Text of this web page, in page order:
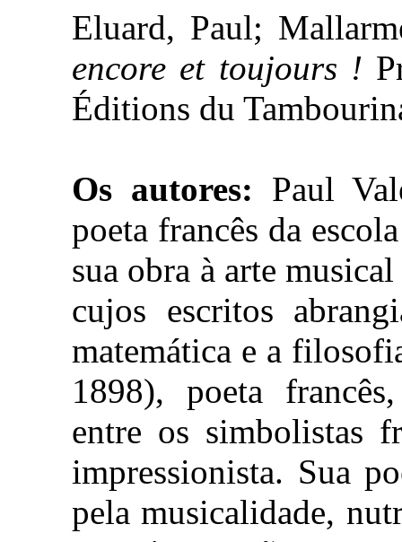
Eluard, Paul;
encore et toujours !
Éditions du
Os autores: Paul
poeta francês da
sua obra à arte
cujos escritos
matemática e a
1898), poeta
entre os simbolistas
impressionista. Sua
pela musicalidade,